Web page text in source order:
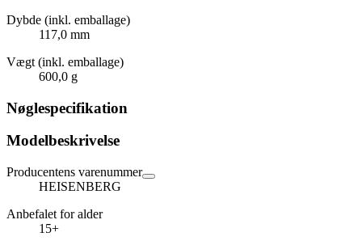
Dybde (inkl. emballage)
117,0 mm
Vægt (inkl. emballage)
600,0 g
Nøglespecifikation
Modelbeskrivelse
Producentens varenummer
HEISENBERG
Anbefalet for alder
15+